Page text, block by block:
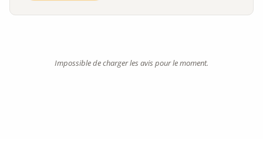
Impossible de charger les avis pour le moment.